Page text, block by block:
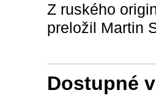
Z ruského
preložil Martin
Dostupné